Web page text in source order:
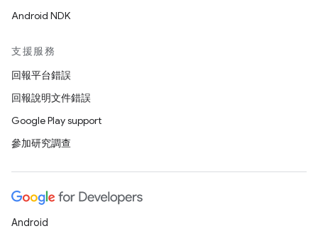
Android NDK
支援服務
回報平台錯誤
回報說明文件錯誤
Google Play support
參加研究調查
Android